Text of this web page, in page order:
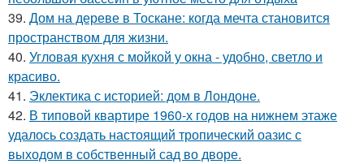
39. Дом на дереве в Тоскане: когда мечта становится
пространством для жизни.
40. Угловая кухня с мойкой у окна - удобно, светло и
красиво.
41. Эклектика с историей: дом в Лондоне.
42. В типовой квартире 1960-х годов на нижнем этаже
удалось создать настоящий тропический оазис с
выходом в собственный сад во дворе.